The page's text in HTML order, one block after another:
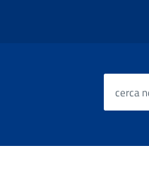
cerca